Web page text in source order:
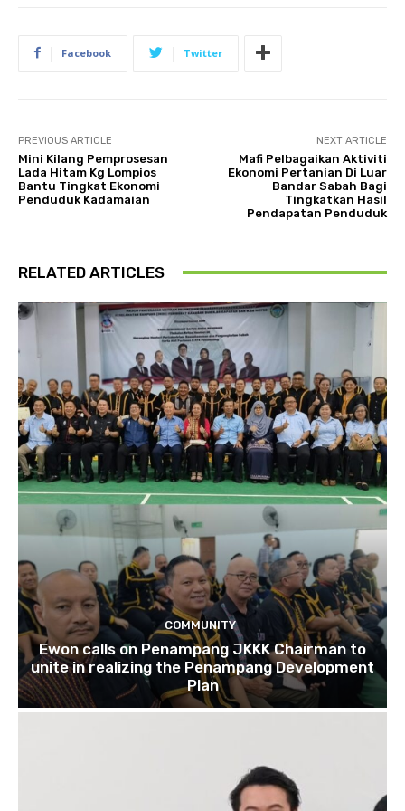
Facebook Twitter
PREVIOUS ARTICLE
Mini Kilang Pemprosesan
Lada Hitam Kg Lompios
Bantu Tingkat Ekonomi
Penduduk Kadamaian
NEXT ARTICLE
Mafi Pelbagaikan Aktiviti
Ekonomi Pertanian Di Luar
Bandar Sabah Bagi
Tingkatkan Hasil
Pendapatan Penduduk
RELATED ARTICLES
COMMUNITY
Ewon calls on Penampang JKKK Chairman to
unite in realizing the Penampang Development
Plan